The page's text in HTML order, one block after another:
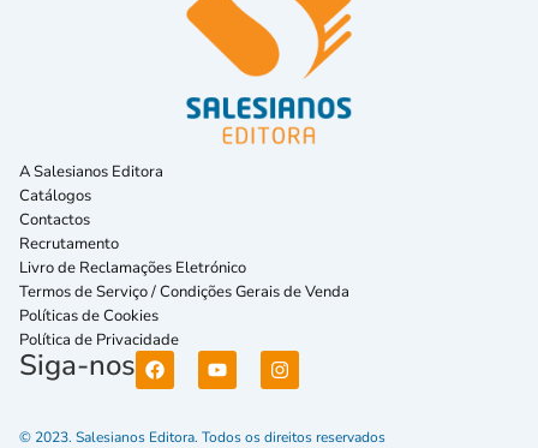
A Salesianos Editora
Catálogos
Contactos
Recrutamento
Livro de Reclamações Eletrónico
Termos de Serviço / Condições Gerais de Venda
Políticas de Cookies
Política de Privacidade
Siga-nos
© 2023. Salesianos Editora. Todos os direitos reservados